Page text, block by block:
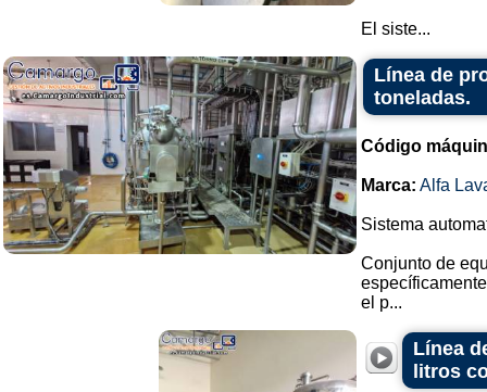
El siste...
Línea de
toneladas.
Código
Marca: Alfa
Sistema
Conjunto de
el p...
Línea
litros